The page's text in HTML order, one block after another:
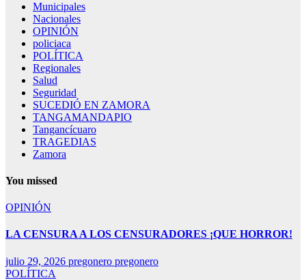
Municipales
Nacionales
OPINIÓN
policiaca
POLÍTICA
Regionales
Salud
Seguridad
SUCEDIÓ EN ZAMORA
TANGAMANDAPIO
Tangancícuaro
TRAGEDIAS
Zamora
You missed
OPINIÓN
LA CENSURA A LOS CENSURADORES ¡QUE HORROR!
julio 29, 2026 pregonero pregonero
POLÍTICA